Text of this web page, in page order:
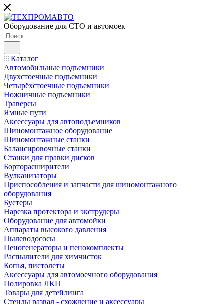
Оборудование для СТО и автомоек
Каталог
Автомобильные подъемники
Двухстоечные подъемники
Четырёхстоечные подъемники
Ножничные подъемники
Траверсы
Ямные пути
Аксессуары для автоподъемников
Шиномонтажное оборудование
Шиномонтажные станки
Балансировочные станки
Станки для правки дисков
Борторасширители
Вулканизаторы
Приспособления и запчасти для шиномонтажного
оборудования
Бустеры
Нарезка протектора и экструдеры
Оборудование для автомойки
Аппараты высокого давления
Пылеводососы
Пеногенераторы и пенокомплекты
Распылители для химчисток
Копья, пистолеты
Аксессуары для автомоечного оборудования
Полировка ЛКП
Товары для детейлинга
Стенды развал - схождение и аксессуары